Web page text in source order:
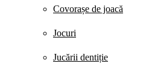
Covorașe de joacă
Jocuri
Jucării dentiție